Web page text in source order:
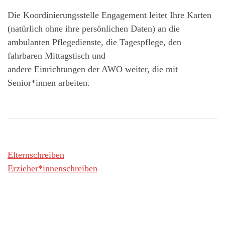
Die Koordinierungsstelle Engagement leitet Ihre Karten
(natürlich ohne ihre persönlichen Daten) an die
ambulanten Pflegedienste, die Tagespflege, den
fahrbaren Mittagstisch und
andere Einrichtungen der AWO weiter, die mit
Senior*innen arbeiten.
Elternschreiben
Erzieher*innenschreiben